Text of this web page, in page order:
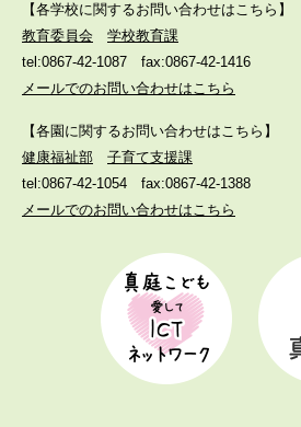
【各学校に関するお問い合わせはこちら】
教育委員会
学校教育課
tel:0867-42-1087
fax:0867-42-1416
メールでのお問い合わせはこちら
【各園に関するお問い合わせはこちら】
健康福祉部
子育て支援課
tel:0867-42-1054
fax:0867-42-1388
メールでのお問い合わせはこちら